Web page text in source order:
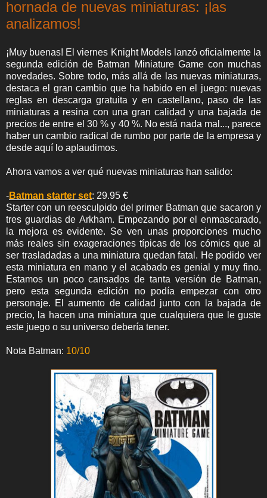
hornada de nuevas miniaturas: ¡las
analizamos!
¡Muy buenas! El viernes Knight Models lanzó oficialmente la
segunda edición de Batman Miniature Game con muchas
novedades. Sobre todo, más allá de las nuevas miniaturas,
destaca el gran cambio que ha habido en el juego: nuevas
reglas en descarga gratuita y en castellano, paso de las
miniaturas a resina con una gran calidad y una bajada de
precios de entre el 30 % y 40 %. No está nada mal..., parece
haber un cambio radical de rumbo por parte de la empresa y
desde aquí lo aplaudimos.
Ahora vamos a ver qué nuevas miniaturas han salido:
-Batman starter set: 29.95 €
Starter con un reesculpido del primer Batman que sacaron y
tres guardias de Arkham. Empezando por el enmascarado,
la mejora es evidente. Se ven unas proporciones mucho
más reales sin exageraciones típicas de los cómics que al
ser trasladadas a una miniatura quedan fatal. He podido ver
esta miniatura en mano y el acabado es genial y muy fino.
Estamos un poco cansados de tanta versión de Batman,
pero esta segunda edición no podía empezar con otro
personaje. El aumento de calidad junto con la bajada de
precio, la hacen una miniatura que cualquiera que le guste
este juego o su universo debería tener.
Nota Batman: 10/10